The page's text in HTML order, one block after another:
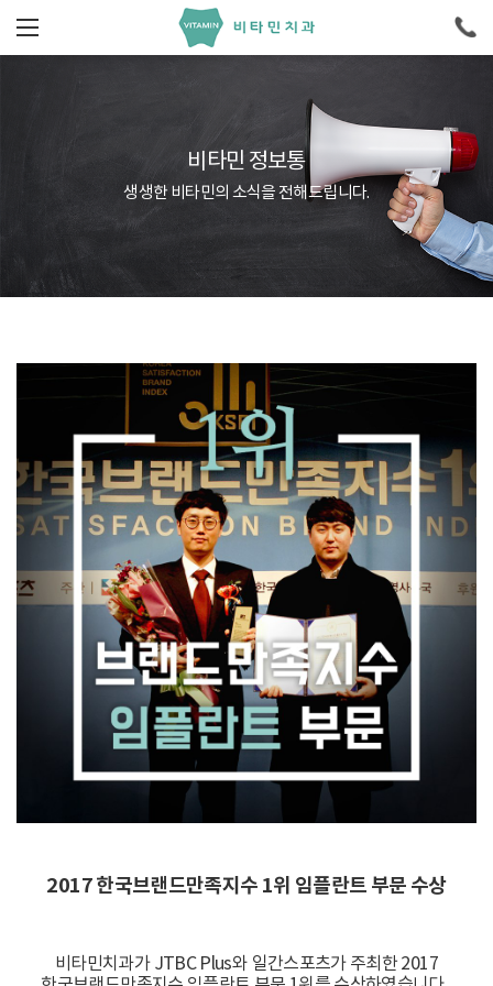
비타민 정보통
생생한 비타민의 소식을 전해드립니다.
2017 한국브랜드만족지수 1위 임플란트 부문 수상
비타민치과가 JTBC Plus와 일간스포츠가 주최한 2017